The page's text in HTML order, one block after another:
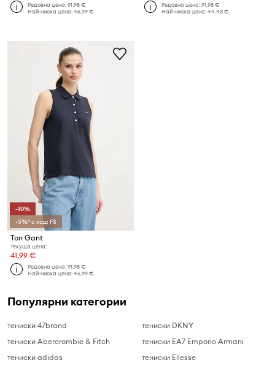
Редовна цена:91,98 €
Най-ниска цена:46,99 €
Редовна цена:91,98 €
Най-ниска цена:44,43 €
-10%
-5%* с код: FS
Топ Gant
Текуща цена:
41,99 €
Редовна цена:91,98 €
Най-ниска цена:46,99 €
Популярни категории
тениски 47brand
тениски Abercrombie & Fitch
тениски adidas
тениски DKNY
тениски EA7 Emporio Armani
тениски Ellesse